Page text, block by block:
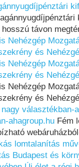
távon
Nehézgép
és
Nehézgép
és
Nehézgép
és
választékban-
ahagroup.hu Fém
lomtalanítás
Budapest és